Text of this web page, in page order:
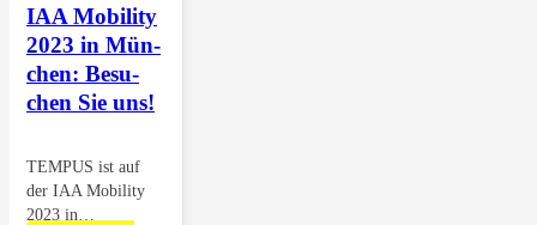
IAA Mobi­li­ty
2023 in Mün­
chen: Besu­
chen Sie uns!
TEMPUS ist auf
der IAA Mobi­li­ty
2023 in…